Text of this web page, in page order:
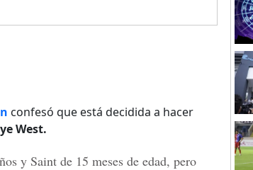
confesó que está decidida a hacer
West.
y Saint de 15 meses de edad, pero